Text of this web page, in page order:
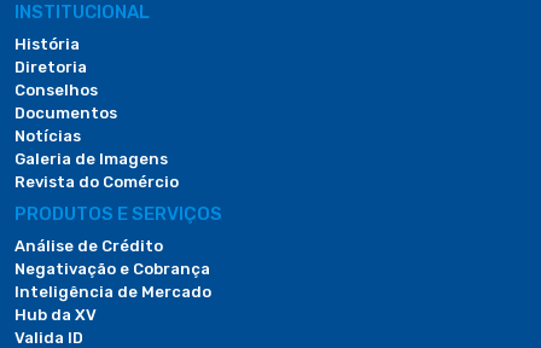
INSTITUCIONAL
História
Diretoria
Conselhos
Documentos
Notícias
Galeria de Imagens
Revista do Comércio
PRODUTOS E SERVIÇOS
Análise de Crédito
Negativação e Cobrança
Inteligência de Mercado
Hub da XV
Valida ID